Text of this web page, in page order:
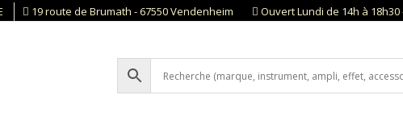
19 route de Brumath - 67550 Vendenheim Ouvert Lundi de 14h à